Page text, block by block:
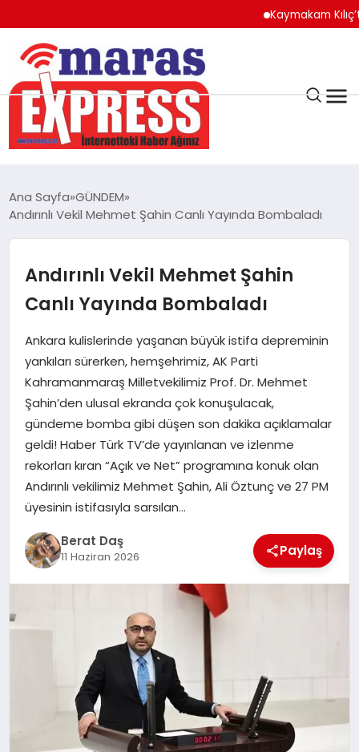
Kaymakam Kılıç’tan
K.MARAŞ
ANDIRIN
ÇAĞLAYANCERİT
BİZE ULAŞIN
GÖKSUN
TÜRKOĞLU
PAZARCIK
KÜNYE
Ana Sayfa GÜNDEM
Andırınlı Vekil Mehmet Şahin Canlı Yayında Bombaladı
Andırınlı Vekil Mehmet Şahin
Canlı Yayında Bombaladı
Ankara kulislerinde yaşanan büyük istifa depreminin
yankıları sürerken, hemşehrimiz, AK Parti
Kahramanmaraş Milletvekilimiz Prof. Dr. Mehmet
Şahin’den ulusal ekranda çok konuşulacak,
gündeme bomba gibi düşen son dakika açıklamalar
geldi! Haber Türk TV’de yayınlanan ve izlenme
rekorları kıran “Açık ve Net” programına konuk olan
Andırınlı vekilimiz Mehmet Şahin, Ali Öztunç ve 27 PM
üyesinin istifasıyla sarsılan…
Berat Daş
11 Haziran 2026 Paylaş